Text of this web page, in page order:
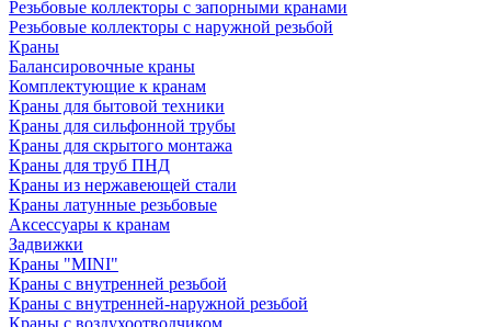
Резьбовые коллекторы с запорными кранами
Резьбовые коллекторы с наружной резьбой
Краны
Балансировочные краны
Комплектующие к кранам
Краны для бытовой техники
Краны для сильфонной трубы
Краны для скрытого монтажа
Краны для труб ПНД
Краны из нержавеющей стали
Краны латунные резьбовые
Аксессуары к кранам
Задвижки
Краны "MINI"
Краны с внутренней резьбой
Краны с внутренней-наружной резьбой
Краны с воздухоотводчиком